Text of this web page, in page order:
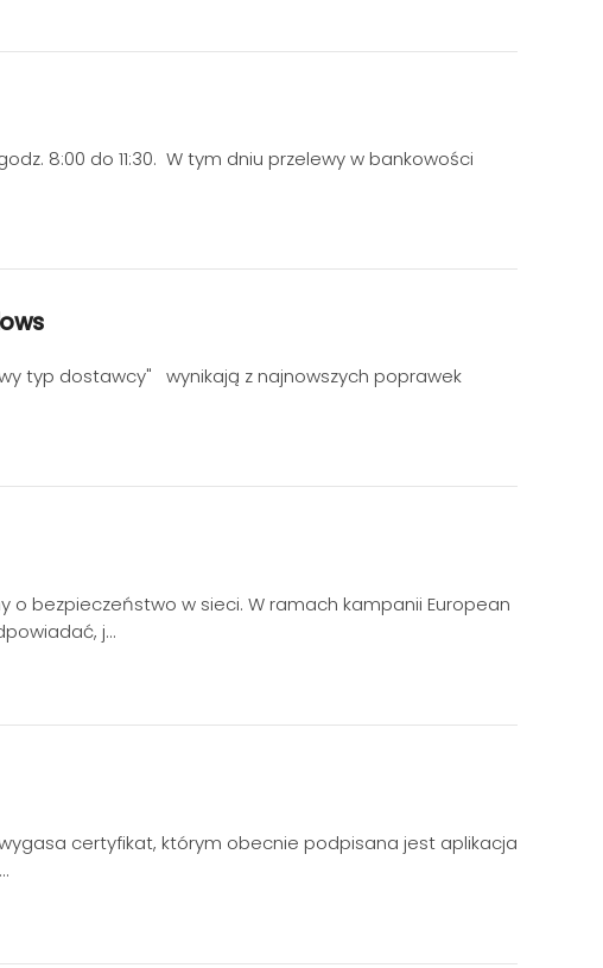
8:00 do 11:30. W tym dniu przelewy w bankowości
typ dostawcy" wynikają z najnowszych poprawek
o bezpieczeństwo w sieci. W ramach kampanii European
j…
certyfikat, którym obecnie podpisana jest aplikacja